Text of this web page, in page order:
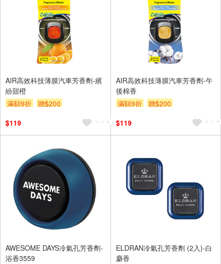
AIR高效科技薄膜汽車芳香劑-繽
紛甜橙
滿額9折
贈$200
$119
AIR高效科技薄膜汽車芳香劑-午
後棉香
滿額9折
贈$200
$119
AWESOME DAYS冷氣孔芳香劑-
浴香3559
ELDRAN冷氣孔芳香劑 (2入)-白
麝香